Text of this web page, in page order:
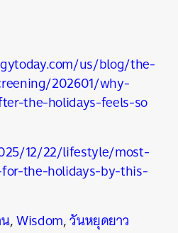
us/blog/the-
202601/why-
the-holidays-feels-so
12/22/lifestyle/most-
the-holidays-by-this-
,Wisdom,วันหยุดยาว